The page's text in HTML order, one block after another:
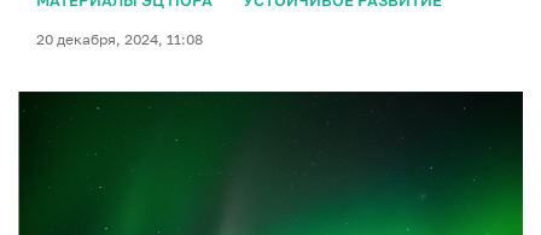
20 декабря, 2024, 11:08